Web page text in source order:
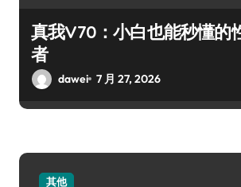
真我V70：小白也能秒懂的
者
dawei 7 月 27, 2026
其他